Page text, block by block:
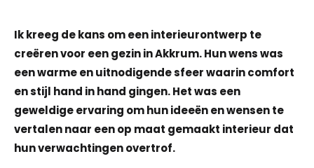
Ik kreeg de kans om een interieurontwerp te
creëren voor een gezin in Akkrum. Hun wens was
een warme en uitnodigende sfeer waarin comfort
en stijl hand in hand gingen. Het was een
geweldige ervaring om hun ideeën en wensen te
vertalen naar een op maat gemaakt interieur dat
hun verwachtingen overtrof.